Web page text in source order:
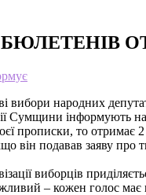
вибори народних
Сумщини інформують
прописки, то
він подавав заяву про
виборців
– кожен голос має